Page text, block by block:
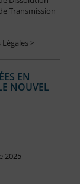
Transmission
>
EN
NOUVEL
2025